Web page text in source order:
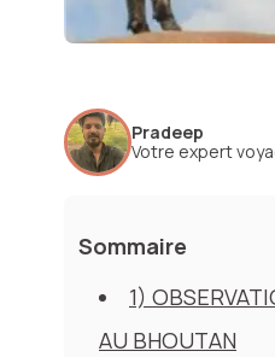
Pradeep
Votre expert
Sommaire
1)
AU BHOUTAN